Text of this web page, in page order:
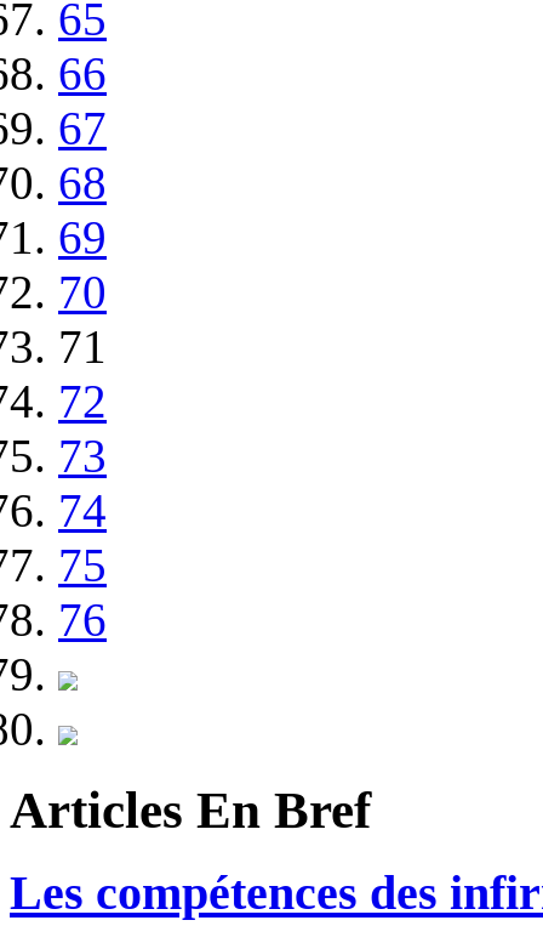
65
66
67
68
69
70
71
72
73
74
75
76
Articles En Bref
Les compétences des